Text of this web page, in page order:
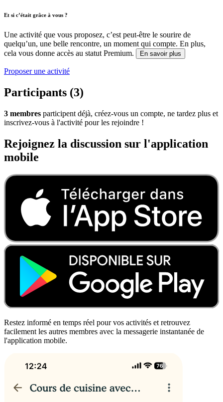
Et si c’était grâce à vous ?
Une activité que vous proposez, c’est peut-être le sourire de
quelqu’un, une belle rencontre, un moment qui compte. En plus,
cela vous donne accès au statut Premium.
En savoir plus
Proposer une activité
Participants (3)
3 membres participent déjà, créez-vous un compte, ne tardez plus et
inscrivez-vous à l'activité pour les rejoindre !
Rejoignez la discussion sur l'application
mobile
Restez informé en temps réel pour vos activités et retrouvez
facilement les autres membres avec la messagerie instantanée de
l'application mobile.